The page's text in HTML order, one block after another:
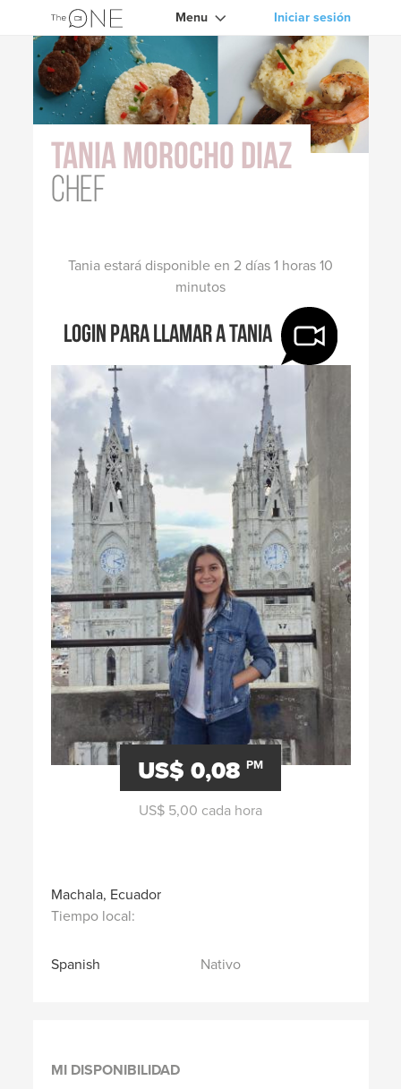
Menu Iniciar sesión
US$ 0,08 PM
US$ 5,00 cada hora
Tania Morocho Diaz
chef
Machala, Ecuador
Tiempo local:
Tania estará disponible en 2 días 1 horas 10
minutos
Login para llamar a Tania
Spanish Nativo
MI DISPONIBILIDAD